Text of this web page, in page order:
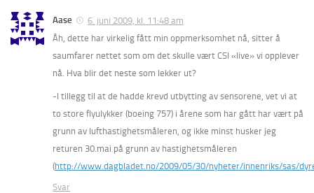
Aase
6. juni 2009, kl. 11:48 am
Åh, dette har virkelig fått min oppmerksomhet nå, sitter å
saumfarer nettet som om det skulle vært CSI «live» vi opplever
nå. Hva blir det neste som lekker ut?
-I tillegg til at de hadde krevd utbytting av sensorene, vet vi at
to store flyulykker (boeing 757) i årene som har gått har vært på
grunn av lufthastighetsmåleren, og ikke minst husker jeg
returen 30.mai på grunn av hastighetsmåleren
(http://www.dagbladet.no/2009/05/30/nyheter/innenriks/sas/
Svar